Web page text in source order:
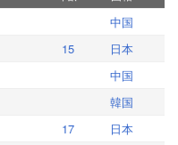
中国
15
日本
中国
韓国
17
日本